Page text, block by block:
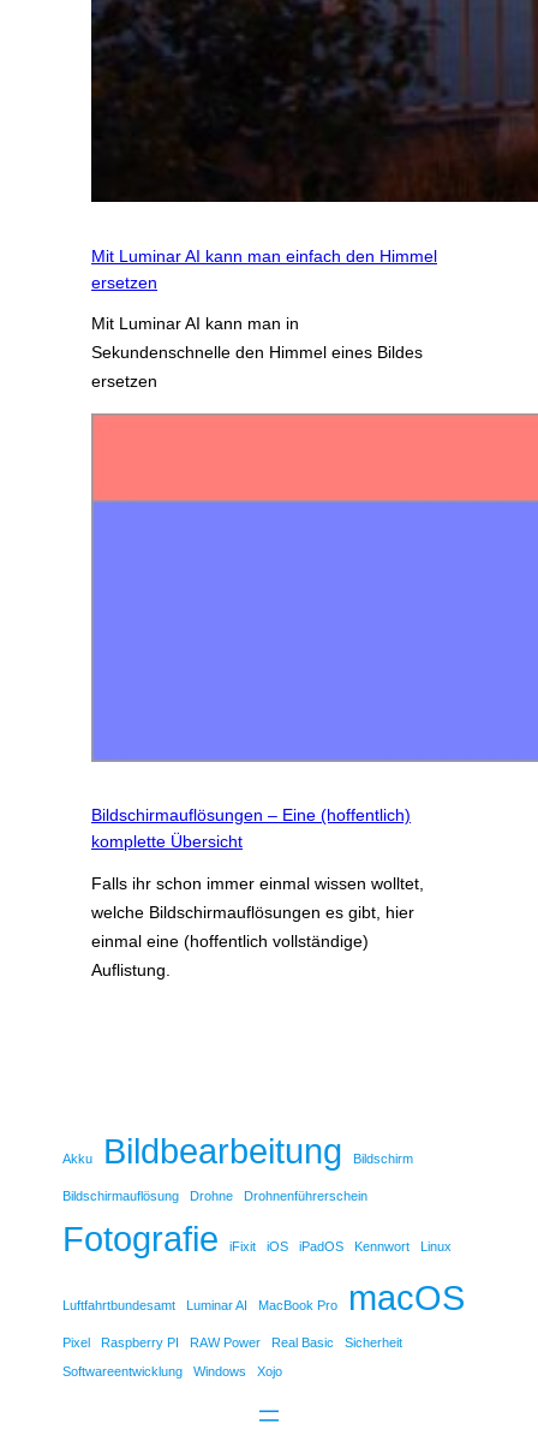
Mit Luminar AI kann man einfach den Himmel
ersetzen
Mit Luminar AI kann man in
Sekundenschnelle den Himmel eines Bildes
ersetzen
Bildschirmauflösungen – Eine (hoffentlich)
komplette Übersicht
Falls ihr schon immer einmal wissen wolltet,
welche Bildschirmauflösungen es gibt, hier
einmal eine (hoffentlich vollständige)
Auflistung.
Akku Bildbearbeitung Bildschirm
Bildschirmauflösung Drohne Drohnenführerschein
Fotografie iFixit iOS iPadOS Kennwort Linux
Luftfahrtbundesamt Luminar AI MacBook Pro macOS
Pixel Raspberry PI RAW Power Real Basic
Sicherheit
Softwareentwicklung
Windows Xojo